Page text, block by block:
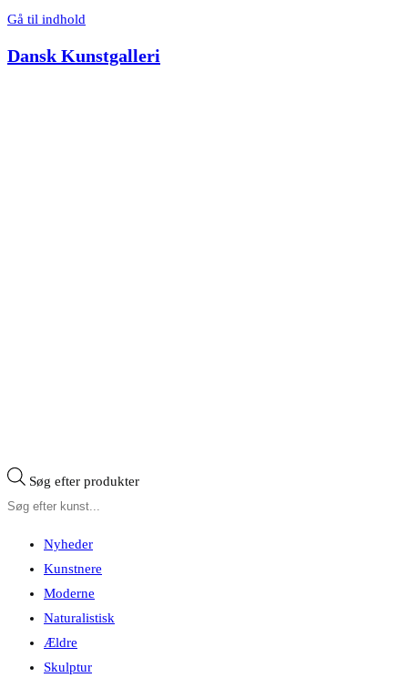
Gå til indhold
Dansk Kunstgalleri
Søg efter produkter
Nyheder
Kunstnere
Moderne
Naturalistisk
Ældre
Skulptur